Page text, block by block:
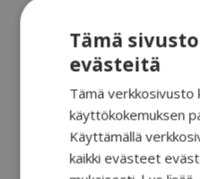
Ajattele treeniä
Tämä
evästeitä
Tämä
käyttökokemuksen
Käyttämällä
kaikki evästeet